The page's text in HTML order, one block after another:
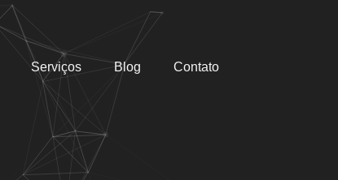
Serviços Blog Contato